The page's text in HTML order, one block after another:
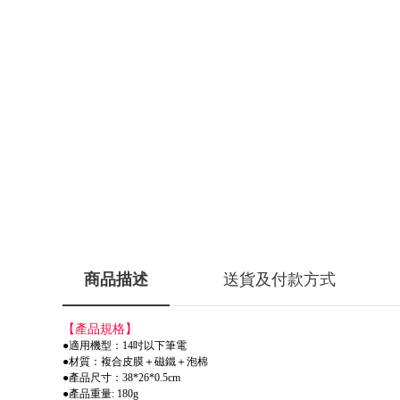
商品描述 送貨及付款方式
【產品規格】
●適用機型：14吋以下筆電
●材質：複合皮膜＋磁鐵＋泡棉
●產品尺寸：38*26*0.5cm
●產品重量: 180g